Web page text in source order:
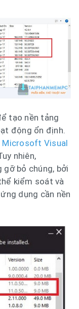
tạo nền tảng
động ổn định.
Microsoft Visual
nhiên,
bỏ chúng, bởi
kiểm soát và
dụng cần nền